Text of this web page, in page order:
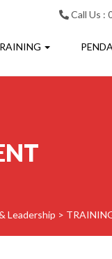
Call Us :
Leadership >